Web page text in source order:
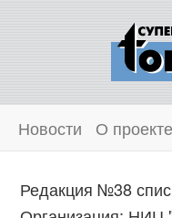
Новости О проекте
Редакция №38